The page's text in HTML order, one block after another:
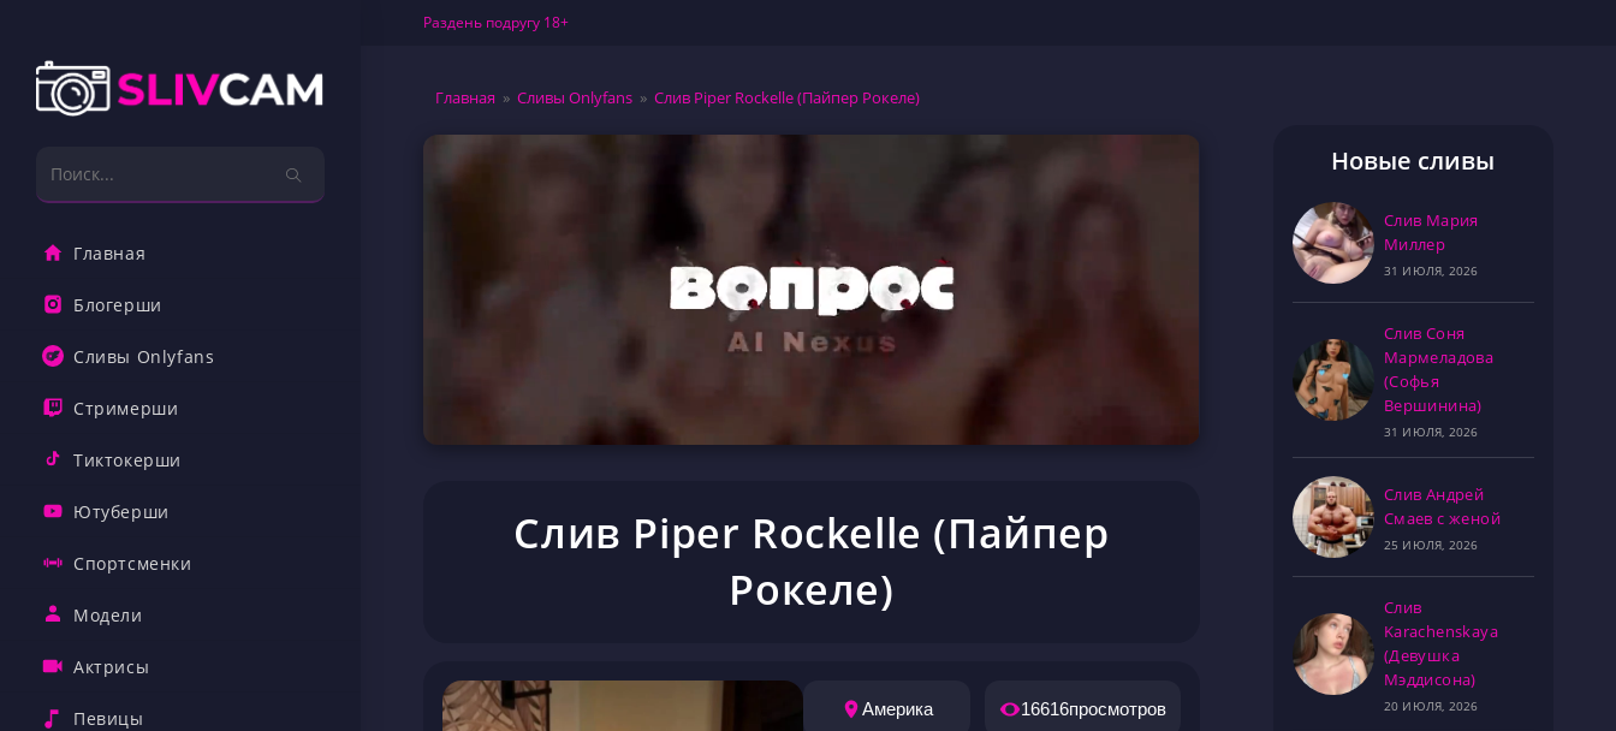
ПерейтиРаздень подругу 18+
Главная
Блогерши
Сливы Onlyfans
Стримерши
Тиктокерши
Ютуберши
Спортсменки
Модели
Актрисы
Певицы
сайте
Главная » Сливы Onlyfans » Слив Piper Rockelle (Пайпер Рокеле)
Слив Piper Rockelle (Пайпер
Рокеле)
Америка 16616просмотров
Новые сливы
Слив Мария
Миллер
31 ИЮЛЯ, 2026
Слив Соня
Мармеладова
(Софья
Вершинина)
31 ИЮЛЯ, 2026
Слив Андрей
Смаев с женой
25 ИЮЛЯ, 2026
Слив
Karachenskaya
(Девушка
Мэддисона)
20 ИЮЛЯ, 2026